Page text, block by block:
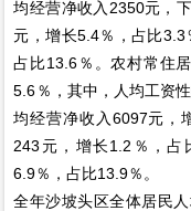
均经营净收入2350元，
元，增长5.4％，占比3.3
占比13.6％。农村常住
5.6％，其中，人均工资
均经营净收入6097元，
243元，增长1.2％，占
6.9％，占比13.9％。
全年沙坡头区全体居民